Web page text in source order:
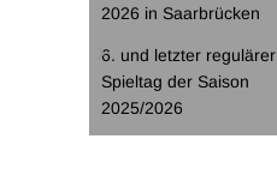
2026 in Saarbrücken
6. und letzter regulärer
Spieltag der Saison
2025/2026